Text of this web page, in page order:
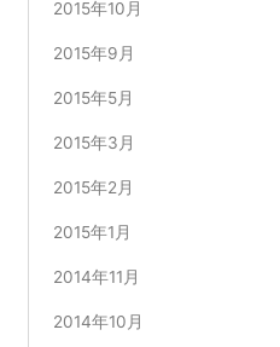
2015年10月
2015年9月
2015年5月
2015年3月
2015年2月
2015年1月
2014年11月
2014年10月